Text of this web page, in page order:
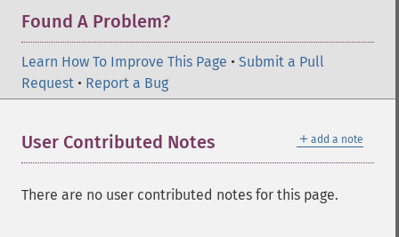
Found A Problem?
Learn How To Improve This Page • Submit a Pull
Request • Report a Bug
＋ add a note
User Contributed Notes
There are no user contributed notes for this page.